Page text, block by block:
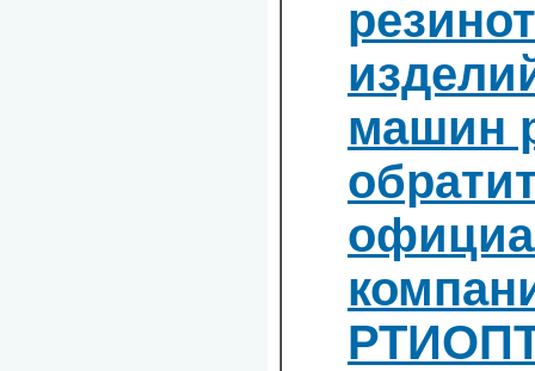
машин